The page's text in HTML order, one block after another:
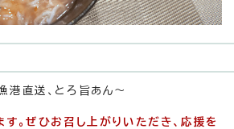
直送、とろ旨あん～
。ぜひお召し上がりいただき、応援を